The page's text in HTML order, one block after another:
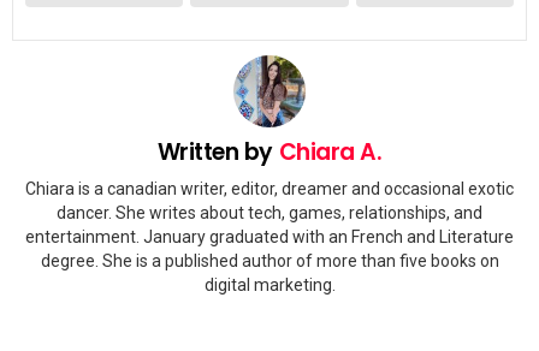
Written by Chiara A.
Chiara is a canadian writer, editor, dreamer and occasional exotic
dancer. She writes about tech, games, relationships, and
entertainment. January graduated with an French and Literature
degree. She is a published author of more than five books on
digital marketing.